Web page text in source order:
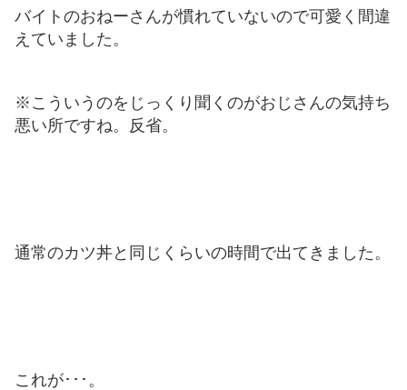
バイトのおねーさんが慣れていないので可愛く間違
えていました。
※こういうのをじっくり聞くのがおじさんの気持ち
悪い所ですね。反省。
通常のカツ丼と同じくらいの時間で出てきました。
これが･･･。